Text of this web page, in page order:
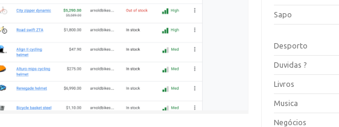
Sapo
Desporto
Duvidas ?
Livros
Musica
Negócios